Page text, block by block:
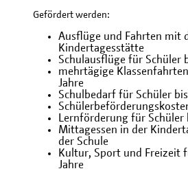
Gefördert werden:
Ausflüge und Fahrten mit
Kindertagesstätte
Schulausflüge für Schüler
mehrtägige
Jahre
Schulbedarf für Schüler
Lernförderung für Schüler
Mittagessen in der
der Schule
Kultur, Sport und Freizeit
Jahre